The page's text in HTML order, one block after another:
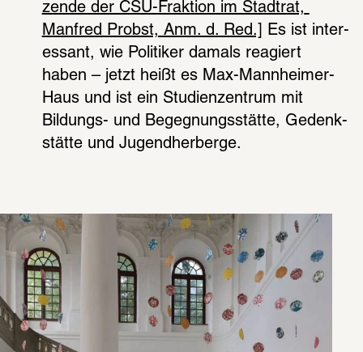
zende der CSU-Frak­tion im Stadt­rat,
Manfred Probst, Anm. d. Red.]
Es ist inter­
es­sant, wie Poli­ti­ker damals reagiert
haben – jetzt heißt es Max-Mann­hei­mer-
Haus und ist ein Studi­en­zen­trum mit
Bildungs- und Begeg­nungs­stätte, Gedenk­
stätte und Jugend­her­berge.